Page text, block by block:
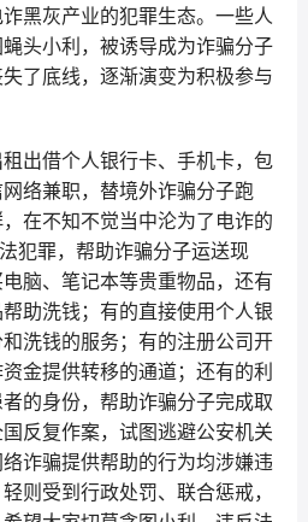
黑灰产业的犯罪生态。一些人
头小利，被诱导成为诈骗分子
了底线，逐渐演变为积极参与
出借个人银行卡、手机卡，包
络兼职，替境外诈骗分子跑
在不知不觉当中沦为了电诈的
犯罪，帮助诈骗分子运送现
脑、笔记本等贵重物品，还有
助洗钱；有的直接使用个人银
洗钱的服务；有的注册公司开
金提供转移的通道；还有的利
的身份，帮助诈骗分子完成取
反复作案，试图逃避公安机关
诈骗提供帮助的行为均涉嫌违
则受到行政处罚、联合惩戒，